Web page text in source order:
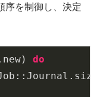
序を制御し、決定
new)
do
Journal . size